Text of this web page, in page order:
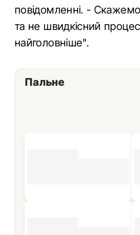
повідомленні. -
та не швидкісний
найголовніше".
Пальне